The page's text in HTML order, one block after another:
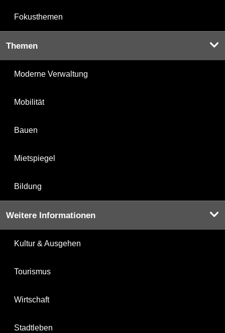
Fokusthemen
Themen
Moderne Verwaltung
Mobilität
Bauen
Mietspiegel
Bildung
Weitere Informationen
Kultur & Ausgehen
Tourismus
Wirtschaft
Stadtleben